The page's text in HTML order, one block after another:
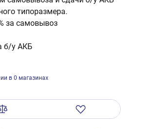
типоразмера.
за самовывоз
б/у АКБ
в 0 магазинах